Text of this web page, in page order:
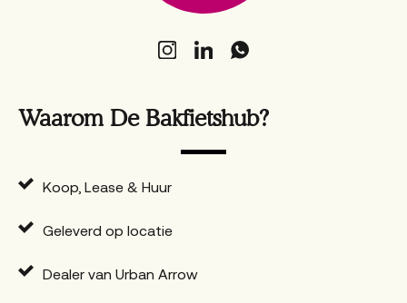
Waarom De Bakfietshub?
Koop, Lease & Huur
Geleverd op locatie
Dealer van Urban Arrow